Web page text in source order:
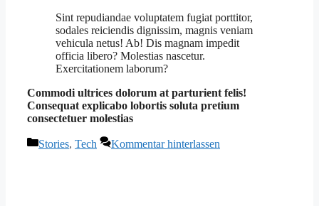
Sint repudiandae voluptatem fugiat porttitor,
sodales reiciendis dignissim, magnis veniam
vehicula netus! Ab! Dis magnam impedit
officia libero? Molestias nascetur.
Exercitationem laborum?
Commodi ultrices dolorum at parturient felis!
Consequat explicabo lobortis soluta pretium
consectetuer molestias
Kategorien
Stories, Tech Kommentar hinterlassen